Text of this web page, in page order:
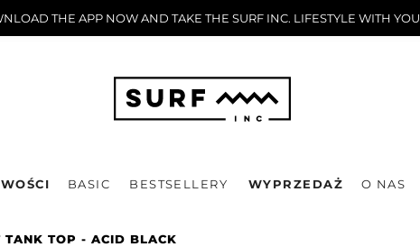
THE APP NOW AND TAKE THE SURF INC. LIFESTYLE WITH YOU
BASIC BESTSELLERY WYPRZEDAŻ O NAS
TANK TOP - ACID BLACK